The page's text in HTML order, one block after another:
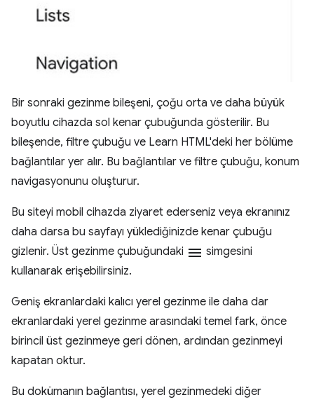
Bir sonraki gezinme bileşeni, çoğu orta ve daha büyük
boyutlu cihazda sol kenar çubuğunda gösterilir. Bu
bileşende, filtre çubuğu ve Learn HTML'deki her bölüme
bağlantılar yer alır. Bu bağlantılar ve filtre çubuğu, konum
navigasyonunu oluşturur.
Bu siteyi mobil cihazda ziyaret ederseniz veya ekranınız
daha darsa bu sayfayı yüklediğinizde kenar çubuğu
gizlenir. Üst gezinme çubuğundaki menu simgesini
kullanarak erişebilirsiniz.
Geniş ekranlardaki kalıcı yerel gezinme ile daha dar
ekranlardaki yerel gezinme arasındaki temel fark, önce
birincil üst gezinmeye geri dönen, ardından gezinmeyi
kapatan oktur.
Bu dokümanın bağlantısı, yerel gezinmedeki diğer